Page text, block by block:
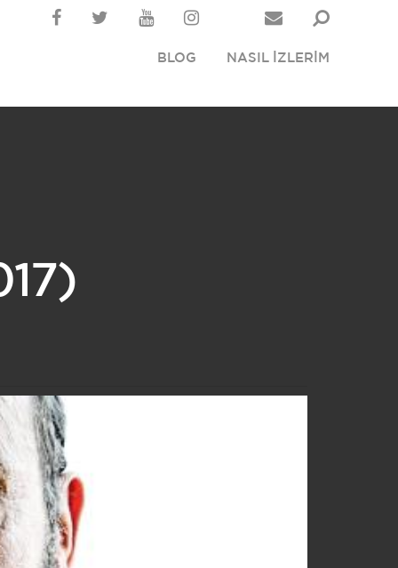
BLOG NASIL İZLERİM